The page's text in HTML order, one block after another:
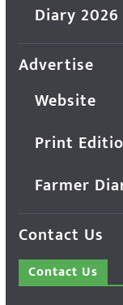
Diary 2026
Advertise
Website
Print
Farmer
Contact Us
Contact Us